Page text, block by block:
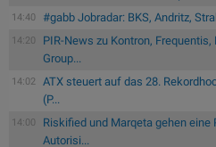
14:40 #gabb Jobradar: BKS, Andritz,
14:20
PIR-News zu Kontron, Frequentis,
Group...
14:02
ATX steuert auf das 28.
(P...
14:00
Riskified und Marqeta gehen
Autorisi...